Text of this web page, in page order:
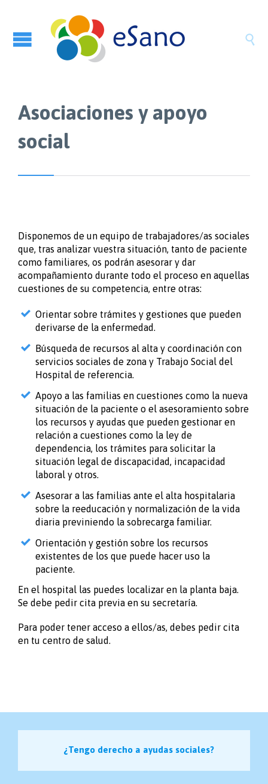

Asociaciones y apoyo
social
Disponemos de un equipo de trabajadores/as sociales
que, tras analizar vuestra situación, tanto de paciente
como familiares, os podrán asesorar y dar
acompañamiento durante todo el proceso en aquellas
cuestiones de su competencia, entre otras:
Orientar sobre trámites y gestiones que pueden
derivarse de la enfermedad.
Búsqueda de recursos al alta y coordinación con
servicios sociales de zona y Trabajo Social del
Hospital de referencia.
Apoyo a las familias en cuestiones como la nueva
situación de la paciente o el asesoramiento sobre
los recursos y ayudas que pueden gestionar en
relación a cuestiones como la ley de
dependencia, los trámites para solicitar la
situación legal de discapacidad, incapacidad
laboral y otros.
Asesorar a las familias ante el alta hospitalaria
sobre la reeducación y normalización de la vida
diaria previniendo la sobrecarga familiar.
Orientación y gestión sobre los recursos
existentes de los que puede hacer uso la
paciente.
En el hospital las puedes localizar en la planta baja.
Se debe pedir cita previa en su secretaría.
Para poder tener acceso a ellos/as, debes pedir cita
en tu centro de salud.
¿Tengo derecho a ayudas sociales?